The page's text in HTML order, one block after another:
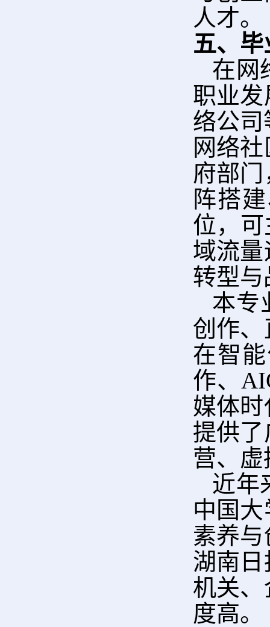
人才。
五、
在网
职业
络公
网络
府部
阵搭
位，
域流
转型
本专
创作
在智
作、
媒体
提供
营、
近年
中国
素养
湖南
机关
度高。